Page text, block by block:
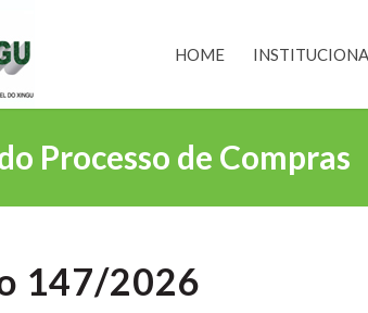
HOME
Processo de Compras
147/2026